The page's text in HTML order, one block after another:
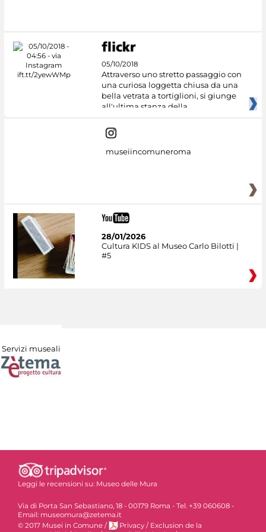
05/10/2018
Attraverso uno stretto passaggio con
una curiosa loggetta chiusa da una
bella vetrata a tortiglioni, si giunge
all'ultima stanza della
museiincomuneroma
28/01/2026
Cultura KIDS al Museo Carlo Bilotti |
#5
Servizi museali
Leggi le recensioni su: Museo delle Mura
Via di Porta San Sebastiano, 18 - 00179 Roma - Tel. +39 060608 -
Email: museomura@zetema.it
© 2017 Musei in Comune / Privacy / Exclusion de la